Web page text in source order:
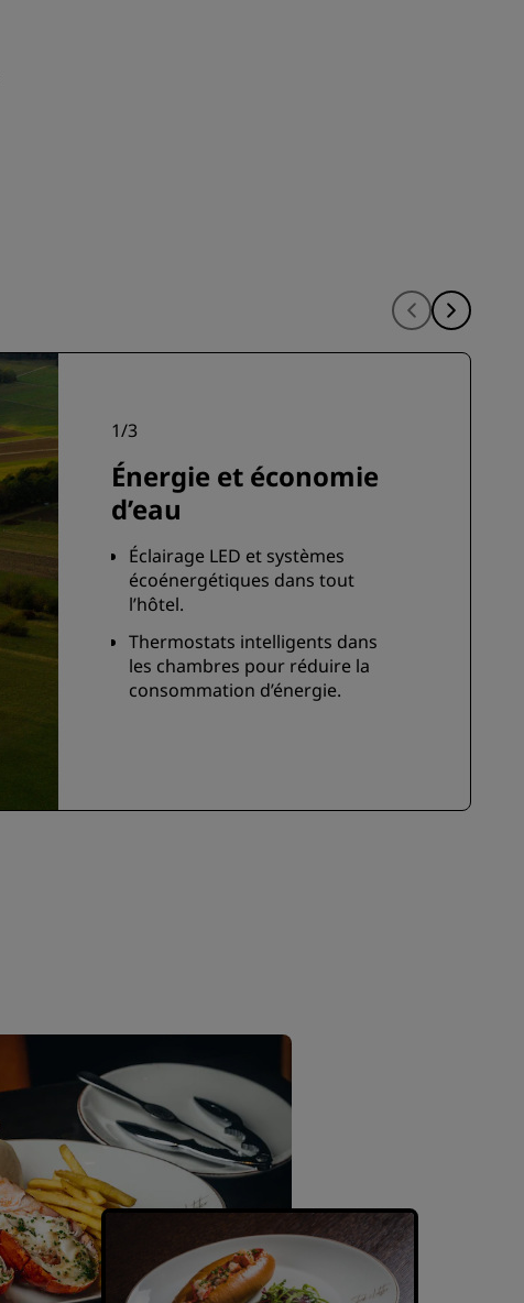
1/3
Énergie et économie
d’eau
Éclairage LED et systèmes
écoénergétiques dans tout
l’hôtel.
Thermostats intelligents dans
les chambres pour réduire la
consommation d’énergie.
Choisissez de renoncer au